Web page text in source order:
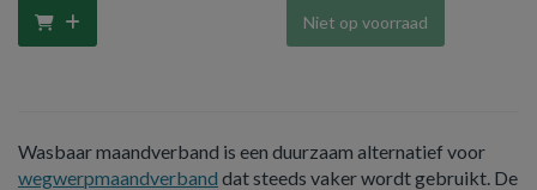
Niet op voorraad
Wasbaar maandverband is een duurzaam alternatief voor
wegwerpmaandverband dat steeds vaker wordt gebruikt. De